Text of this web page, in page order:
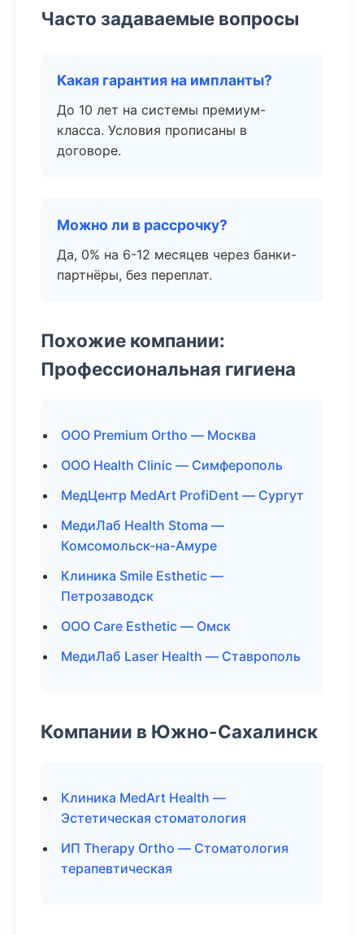
Часто задаваемые вопросы
Какая гарантия на импланты?
До 10 лет на системы премиум-
класса. Условия прописаны в
договоре.
Можно ли в рассрочку?
Да, 0% на 6-12 месяцев через банки-
партнёры, без переплат.
Похожие компании:
Профессиональная гигиена
ООО Premium Ortho — Москва
ООО Health Clinic — Симферополь
МедЦентр MedArt ProfiDent — Сургут
МедиЛаб Health Stoma —
Комсомольск-на-Амуре
Клиника Smile Esthetic —
Петрозаводск
ООО Care Esthetic — Омск
МедиЛаб Laser Health — Ставрополь
Компании в Южно-Сахалинск
Клиника MedArt Health —
Эстетическая стоматология
ИП Therapy Ortho — Стоматология
терапевтическая